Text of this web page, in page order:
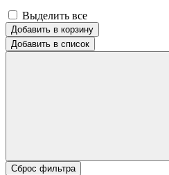
Выделить все
Добавить в корзину
Добавить в список
Сброс фильтра